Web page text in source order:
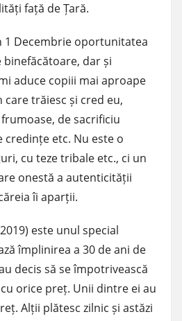
față de Țară.
1 Decembrie oportunitatea
dar și
aduce copiii mai aproape
trăiesc și cred eu,
de sacrificiu
credințe etc. Nu este o
cu teze tribale etc., ci un
onestă a autenticității
îi aparții.
este unul special
împlinirea a 30 de ani de
decis să se împotrivească
orice preț. Unii dintre ei au
Alții plătesc zilnic și astăzi